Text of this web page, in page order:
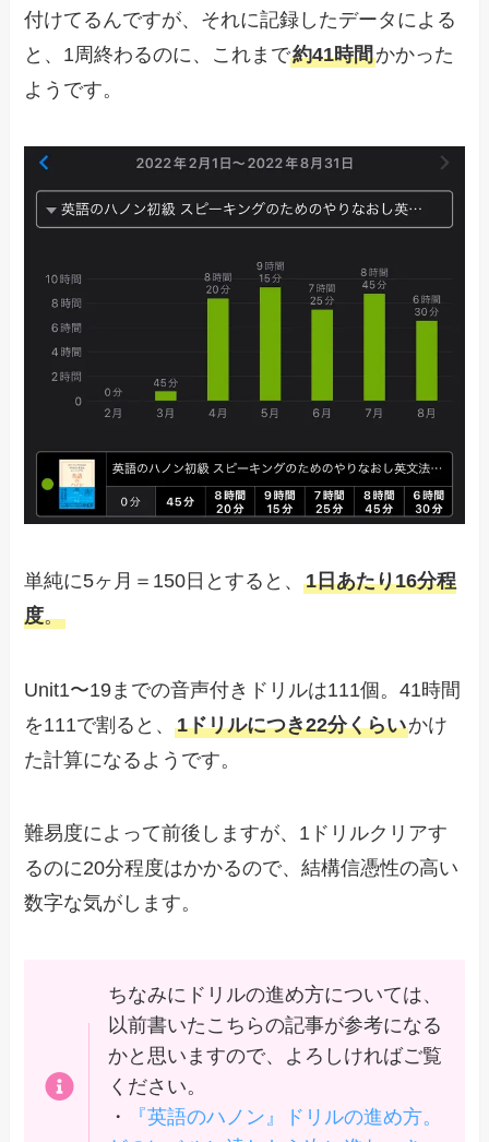
付けてるんですが、それに記録したデータによる
と、1周終わるのに、これまで約41時間かかった
ようです。
単純に5ヶ月＝150日とすると、1日あたり16分程
度。
Unit1〜19までの音声付きドリルは111個。41時間
を111で割ると、1ドリルにつき22分くらいかけ
た計算になるようです。
難易度によって前後しますが、1ドリルクリアす
るのに20分程度はかかるので、結構信憑性の高い
数字な気がします。
ちなみにドリルの進め方については、
以前書いたこちらの記事が参考になる
かと思いますので、よろしければご覧
ください。
・
『英語のハノン』ドリルの進め方。